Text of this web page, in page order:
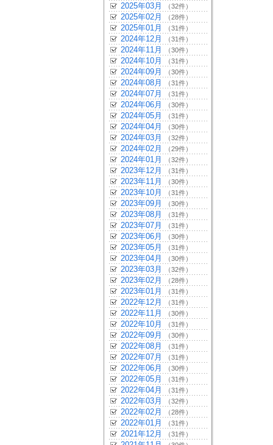
2025年03月 （32件）
2025年02月 （28件）
2025年01月 （31件）
2024年12月 （31件）
2024年11月 （30件）
2024年10月 （31件）
2024年09月 （30件）
2024年08月 （31件）
2024年07月 （31件）
2024年06月 （30件）
2024年05月 （31件）
2024年04月 （30件）
2024年03月 （32件）
2024年02月 （29件）
2024年01月 （32件）
2023年12月 （31件）
2023年11月 （30件）
2023年10月 （31件）
2023年09月 （30件）
2023年08月 （31件）
2023年07月 （31件）
2023年06月 （30件）
2023年05月 （31件）
2023年04月 （30件）
2023年03月 （32件）
2023年02月 （28件）
2023年01月 （31件）
2022年12月 （31件）
2022年11月 （30件）
2022年10月 （31件）
2022年09月 （30件）
2022年08月 （31件）
2022年07月 （31件）
2022年06月 （30件）
2022年05月 （31件）
2022年04月 （31件）
2022年03月 （32件）
2022年02月 （28件）
2022年01月 （31件）
2021年12月 （31件）